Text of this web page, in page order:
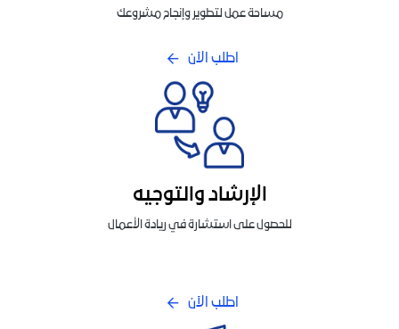
مساحة عمل لتطوير وإنجاح مشروعك
اطلب الآن
الإرشاد والتوجيه
للحصول على استشارة في ريادة الأعمال
اطلب الآن